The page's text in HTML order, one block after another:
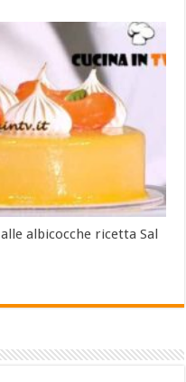
albicocche ricetta Sal